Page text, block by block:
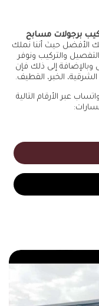
برجولات مسابح
الأفضل حيث أننا نملك
والتركيب ونوفر
إلى ذلك فإن
الخبر، القطيف.
عبر الأرقام التالية